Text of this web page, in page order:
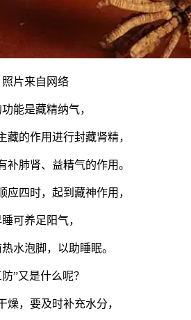
照片来自网络
能是藏精纳气，
藏的作用进行封藏肾精，
补肺肾、益精气的作用。
应四时，起到藏神作用，
可养足阳气，
水泡脚，以助睡眠。
”又是什么呢？
燥，要及时补充水分，